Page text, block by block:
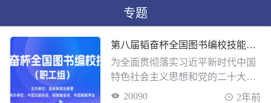
专题
第八届韬奋杯全国图书编校技能大赛
为全面贯彻落实习近平新时代中国
特色社会主义思想和党的二十大精
神，深入学习贯彻习近平文化思想
20090 2年前